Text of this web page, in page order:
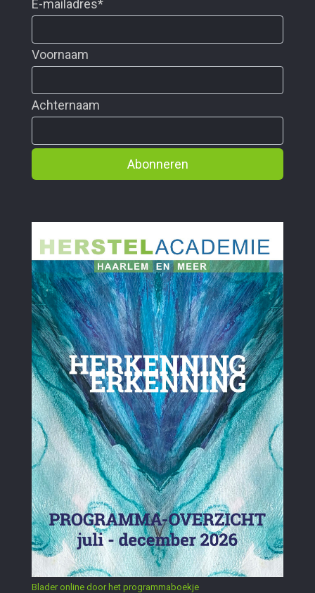
E-mailadres*
Voornaam
Achternaam
Abonneren
Blader online door het programmaboekje